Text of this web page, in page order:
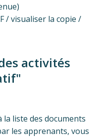
/ visualiser la copie /
activités
la liste des documents
les apprenants, vous